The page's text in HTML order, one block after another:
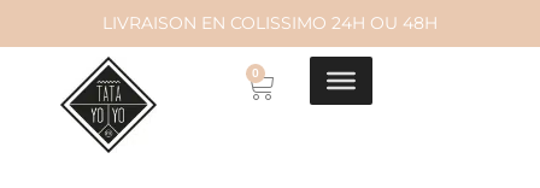
contenu
LIVRAISON EN COLISSIMO 24H OU 48H
0